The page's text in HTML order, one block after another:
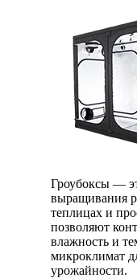
Гроубоксы —
выращивания
теплицах и
позволяют
влажность и
микроклимат
урожайности.